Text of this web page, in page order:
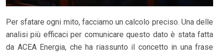
Per sfatare ogni mito, facciamo un calcolo preciso. Una delle
analisi più efficaci per comunicare questo dato è stata fatta
da ACEA Energia, che ha riassunto il concetto in una frase